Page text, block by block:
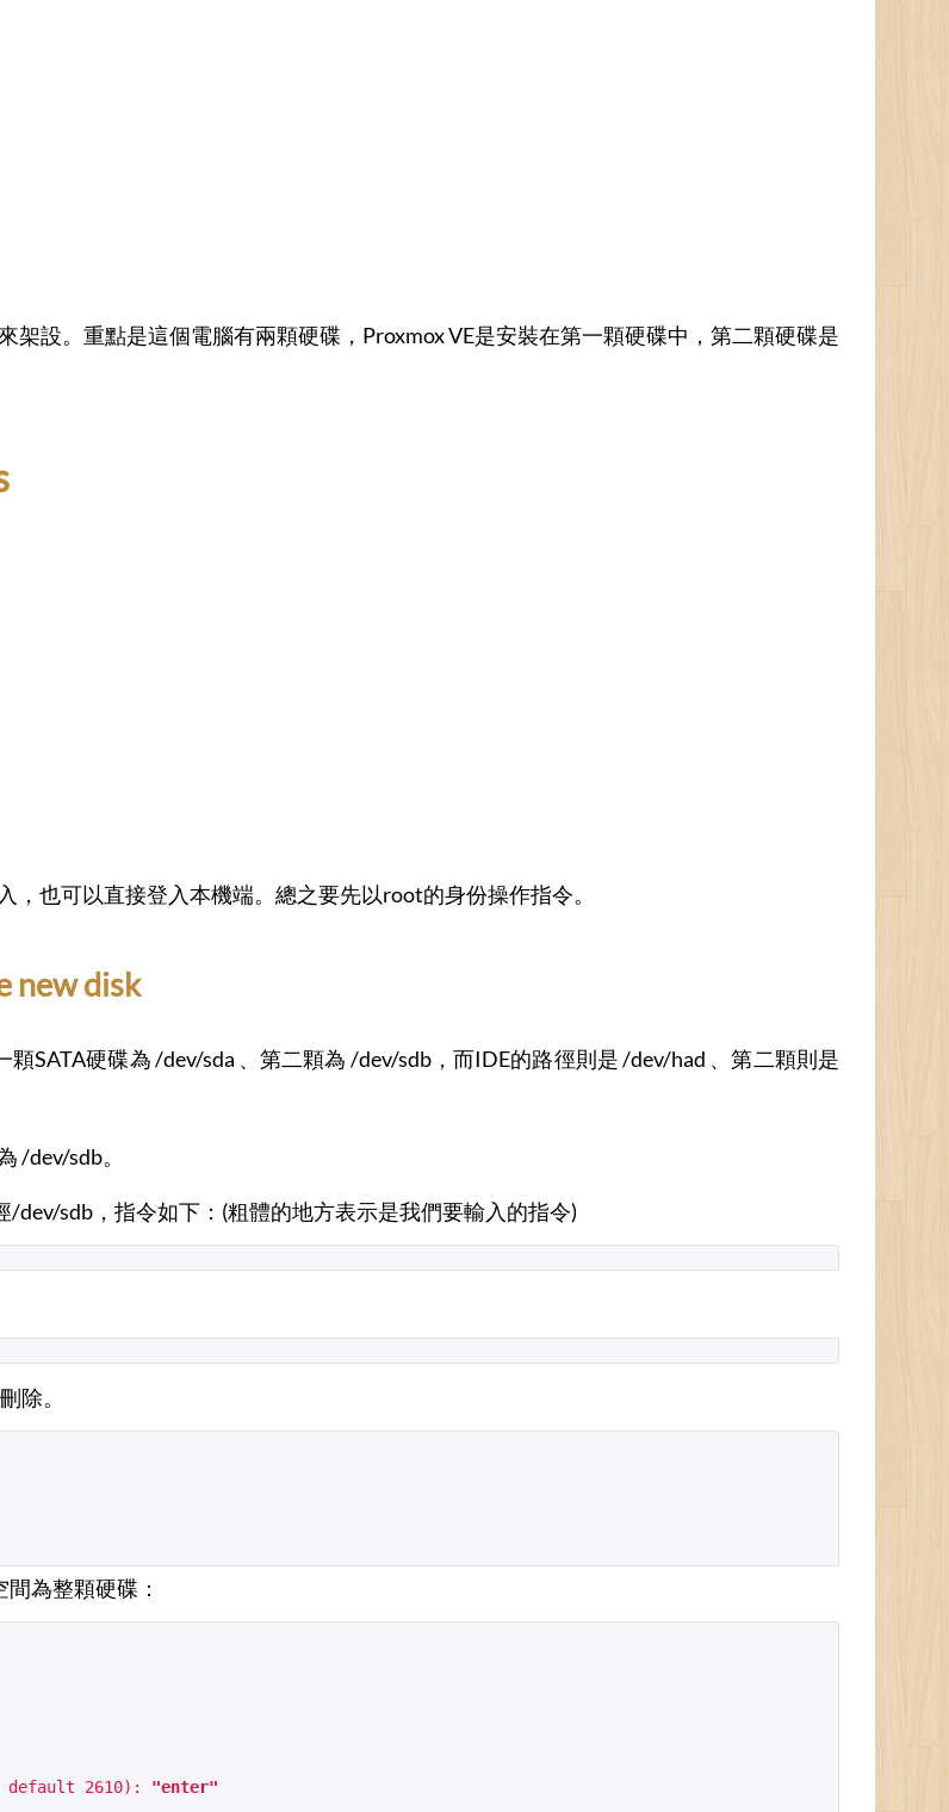
架設。重點是這個電腦有兩顆硬碟，Proxmox VE是安裝在第一顆硬碟中，第二顆硬碟是
，也可以直接登入本機端。總之要先以root的身份操作指令。
new disk
SATA硬碟為 /dev/sda 、第二顆為 /dev/sdb，而IDE的路徑則是 /dev/had 、第二顆則是
/dev/sdb。
dev/sdb，指令如下：(粗體的地方表示是我們要輸入的指令)
除。
為整顆硬碟：
default 2610): "enter"